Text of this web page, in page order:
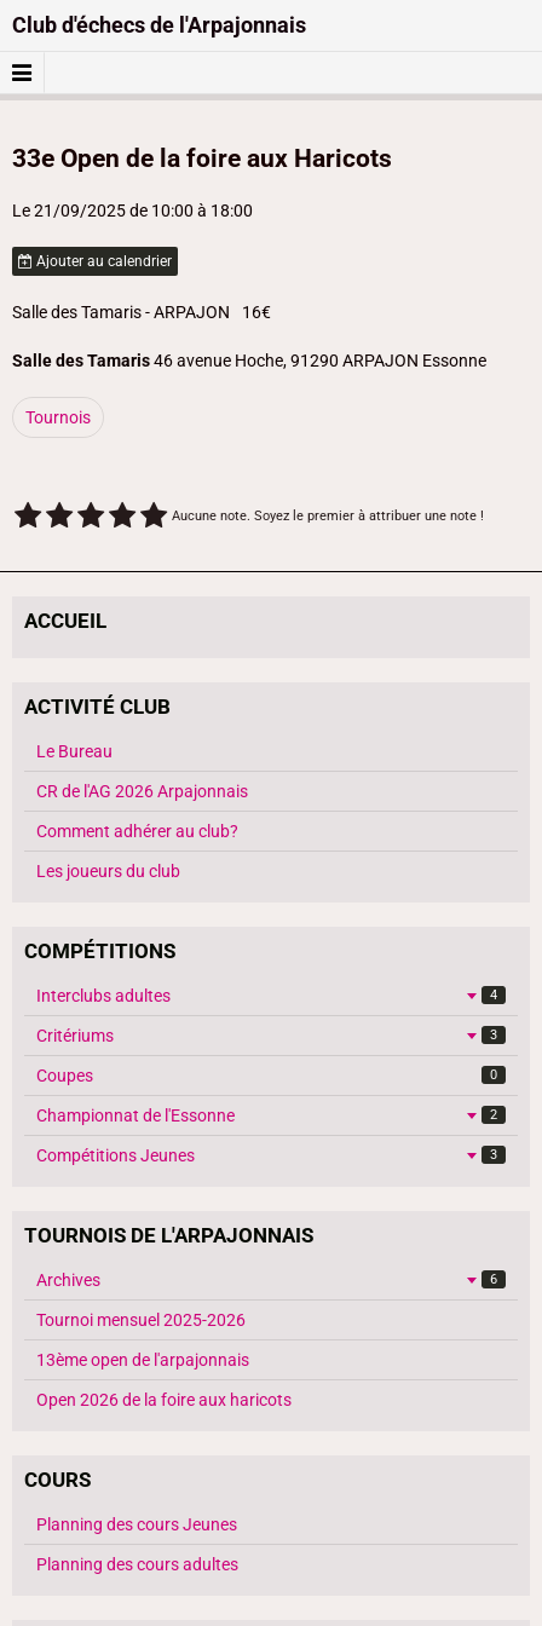
Club d'échecs de l'Arpajonnais
33e Open de la foire aux Haricots
Le 21/09/2025de 10:00 à 18:00
Ajouter au calendrier
Salle des Tamaris - ARPAJON 16€
Salle des Tamaris46 avenue Hoche, 91290 ARPAJON Essonne
Tournois
Aucune note. Soyez le premier à attribuer une note !
ACCUEIL
ACTIVITÉ CLUB
Le Bureau
CR de l'AG 2026 Arpajonnais
Comment adhérer au club?
Les joueurs du club
COMPÉTITIONS
Interclubs adultes 4
Critériums 3
Coupes 0
Championnat de l'Essonne 2
Compétitions Jeunes 3
TOURNOIS DE L'ARPAJONNAIS
Archives 6
Tournoi mensuel 2025-2026
13ème open de l'arpajonnais
Open 2026 de la foire aux haricots
COURS
Planning des cours Jeunes
Planning des cours adultes